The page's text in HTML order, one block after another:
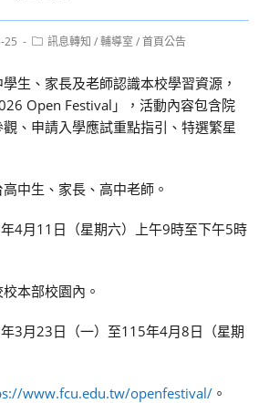
25
Post訊息轉知 / 輔導室 / 首頁公告
生、家長及老師認識本校學習資源，
Open Festival」，活動內容包含院
、申請入學應試重點指引、特選繁星
中生、家長、高中老師。
4月11日（星期六）上午9時至下午5時
本部校園內。
3月23日（一）至115年4月8日（星期
www.fcu.edu.tw/openfestival/ 。